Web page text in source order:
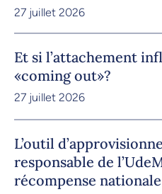
27 juillet 2026
Et si l’attachement
«coming out»?
27 juillet 2026
L’outil
responsable de
récompense nationale